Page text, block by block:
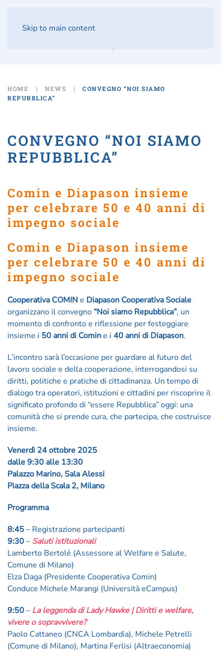
Skip to main content
HOME NEWS
CONVEGNO “NOI SIAMO
REPUBBLICA”
CONVEGNO “NOI SIAMO
REPUBBLICA”
Comin e Diapason insieme
per celebrare 50 e 40 anni di
impegno sociale
Comin e Diapason insieme
per celebrare 50 e 40 anni di
impegno sociale
Cooperativa COMIN e Diapason Cooperativa Sociale
organizzano il convegno “Noi siamo Repubblica”, un
momento di confronto e riflessione per festeggiare
insieme i 50 anni di Comine i 40 anni di Diapason.
L’incontro sarà l’occasione per guardare al futuro del
lavoro sociale e della cooperazione, interrogandosi su
diritti, politiche e pratiche di cittadinanza. Un tempo di
dialogo tra operatori, istituzioni e cittadini per riscoprire il
significato profondo di “essere Repubblica” oggi: una
comunità che si prende cura, che partecipa, che costruisce
insieme.
Venerdì 24 ottobre 2025
dalle 9:30 alle 13:30
Palazzo Marino, Sala Alessi
Piazza della Scala 2, Milano
Programma
8:45– Registrazione partecipanti
9:30– Saluti istituzionali
Lamberto Bertolé (Assessore al Welfare e Salute,
Comune di Milano)
Elza Daga (Presidente Cooperativa Comin)
Conduce Michele Marangi (Università eCampus)
9:50– La leggenda di Lady Hawke | Diritti e welfare,
vivere o sopravvivere?
Paolo Cattaneo (CNCA Lombardia), Michele Petrelli
(Comune di Milano), Martina Ferlisi (Altraeconomia)